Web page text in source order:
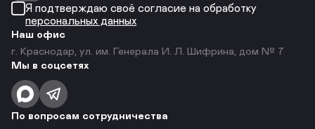
Я подтверждаю своё согласие на обработку
персональных данных
Наш офис
г. Краснодар, ул. им. Генерала И. Л. Шифрина, дом № 7
Мы в соцсетях
По вопросам сотрудничества